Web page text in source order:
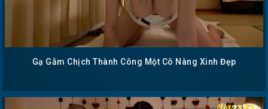
Gạ Gẫm Chịch Thành Công Một Cô Nàng Xinh Đẹp